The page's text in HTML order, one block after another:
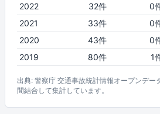
2022
32件 0
2021
33件 0
2020
43件 0
2019
80件 1
出典: 警察庁 交通事故統計情報オープンデー
間結合して集計しています。